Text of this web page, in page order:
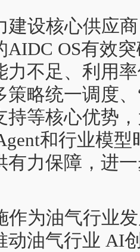
设核心供应
AIDC OS有效
力不足、利用
策略统一调度
持等核心优势
和行业模
有力保障，进
作为油气行业
动油气行业 AI